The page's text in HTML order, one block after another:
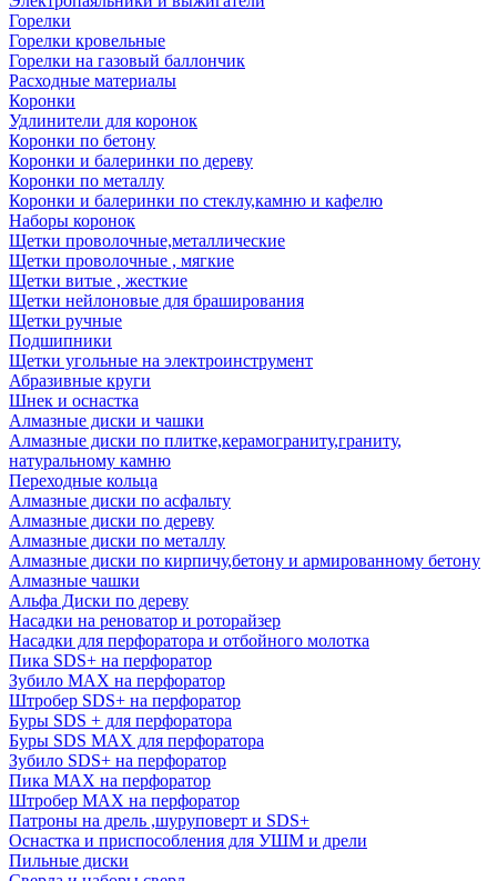
Горелки
Горелки кровельные
Горелки на газовый баллончик
Расходные материалы
Коронки
Удлинители для коронок
Коронки по бетону
Коронки и балеринки по дереву
Коронки по металлу
Коронки и балеринки по стеклу,камню и кафелю
Наборы коронок
Щетки проволочные,металлические
Щетки проволочные , мягкие
Щетки витые , жесткие
Щетки нейлоновые для браширования
Щетки ручные
Подшипники
Щетки угольные на электроинструмент
Абразивные круги
Шнек и оснастка
Алмазные диски и чашки
Алмазные диски по плитке,керамограниту,граниту,
натуральному камню
Переходные кольца
Алмазные диски по асфальту
Алмазные диски по дереву
Алмазные диски по металлу
Алмазные диски по кирпичу,бетону и армированному бетону
Алмазные чашки
Альфа Диски по дереву
Насадки на реноватор и роторайзер
Насадки для перфоратора и отбойного молотка
Пика SDS+ на перфоратор
Зубило MAX на перфоратор
Штробер SDS+ на перфоратор
Буры SDS + для перфоратора
Буры SDS MAX для перфоратора
Зубило SDS+ на перфоратор
Пика MAX на перфоратор
Штробер MAX на перфоратор
Патроны на дрель ,шуруповерт и SDS+
Оснастка и приспособления для УШМ и дрели
Пильные диски